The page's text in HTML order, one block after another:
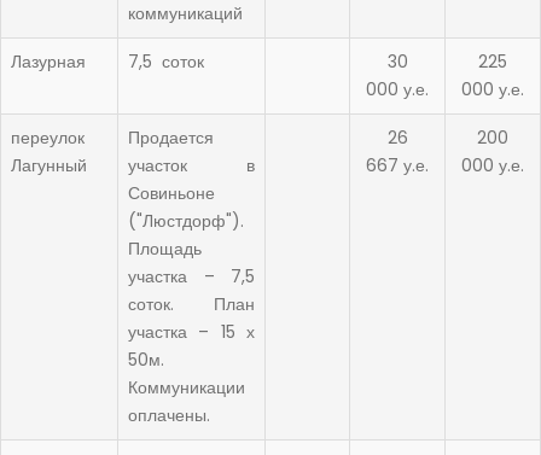
коммуникаций
Лазурная 7,5 соток
30
000 у.е.
225
000 у.е.
переулок
Лагунный
Продается
участок в
Совиньоне
("Люстдорф").
Площадь
участка – 7,5
соток. План
участка – 15 х
50м.
Коммуникации
оплачены.
26
667 у.е.
200
000 у.е.